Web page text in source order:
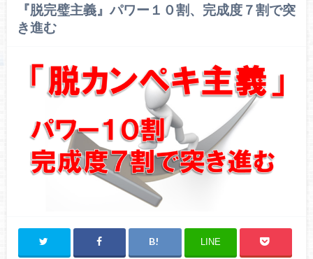
『脱完璧主義』パワー１０割、完成度７割で突
き進む
LINE